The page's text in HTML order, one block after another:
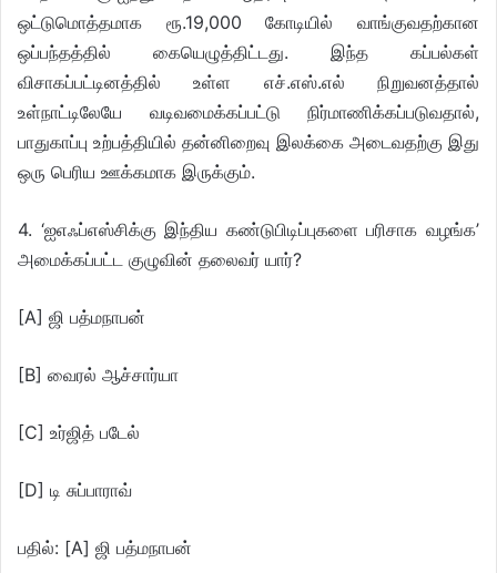
ஒட்டுமொத்தமாக ரூ.19,000 கோடியில் வாங்குவதற்கான
ஒப்பந்தத்தில் கையெழுத்திட்டது. இந்த கப்பல்கள்
விசாகப்பட்டினத்தில் உள்ள எச்.எஸ்.எல் நிறுவனத்தால்
உள்நாட்டிலேயே வடிவமைக்கப்பட்டு நிர்மாணிக்கப்படுவதால்,
பாதுகாப்பு உற்பத்தியில் தன்னிறைவு இலக்கை அடைவதற்கு இது
ஒரு பெரிய ஊக்கமாக இருக்கும்.
4. ‘ஐஎஃப்எஸ்சிக்கு இந்திய கண்டுபிடிப்புகளை பரிசாக வழங்க’
அமைக்கப்பட்ட குழுவின் தலைவர் யார்?
[A] ஜி பத்மநாபன்
[B] வைரல் ஆச்சார்யா
[C] உர்ஜித் படேல்
[D] டி சுப்பாராவ்
பதில்: [A] ஜி பத்மநாபன்